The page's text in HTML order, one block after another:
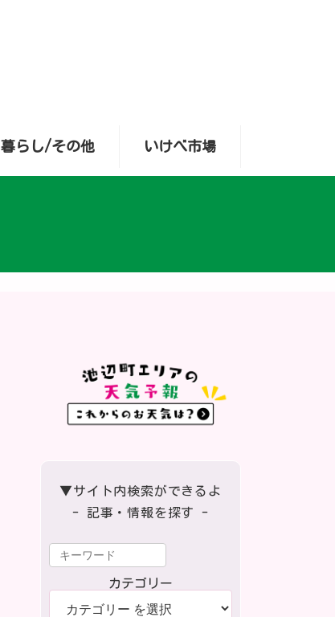
暮らし/その他 いけべ市場
▼サイト内検索ができるよ
- 記事・情報を探す -
カテゴリー